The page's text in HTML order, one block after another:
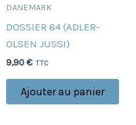
DANEMARK
DOSSIER 64 (ADLER-
OLSEN JUSSI)
9,90 € TTC
Ajouter au panier